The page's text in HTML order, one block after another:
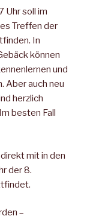
Uhr soll im
Treffen der
In
können
und
Aber auch neu
herzlich
besten Fall
mit in den
der 8.
–